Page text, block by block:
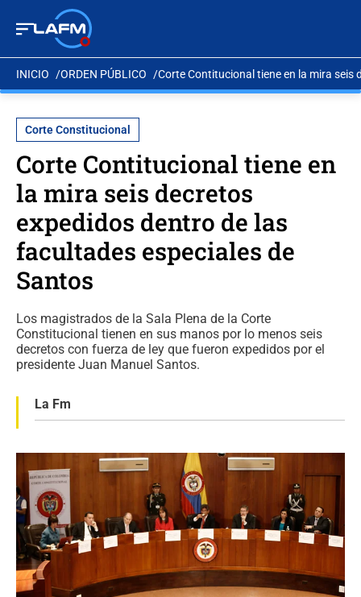
INICIO ORDEN PÚBLICO Corte Contitucional tiene en la mira seis
Corte Constitucional
Corte Contitucional tiene en
la mira seis decretos
expedidos dentro de las
facultades especiales de
Santos
Los magistrados de la Sala Plena de la Corte
Constitucional tienen en sus manos por lo menos seis
decretos con fuerza de ley que fueron expedidos por el
presidente Juan Manuel Santos.
La Fm